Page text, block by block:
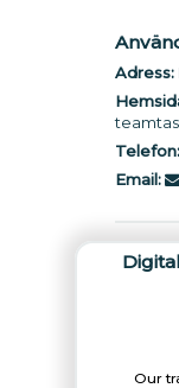
Adress:
Telefon:
Email:
Our